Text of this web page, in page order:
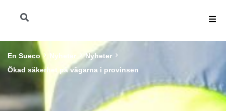
En Sueco Nyheter
Nyheter
Ökad säkerhet på vägarna i provinsen